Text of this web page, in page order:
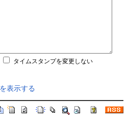
タイムスタンプを変更しない
表示する